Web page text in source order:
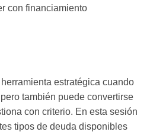
con financiamiento
estratégica cuando
también puede convertirse
con criterio. En esta sesión
tipos de deuda disponibles